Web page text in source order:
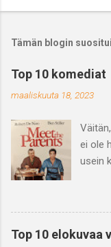
e
k
o
m
e
n
t
t
i
Tämän blogin
Top 10 komediat
maaliskuuta 18, 2023
ei ole
usein
Top 10 elokuvaa